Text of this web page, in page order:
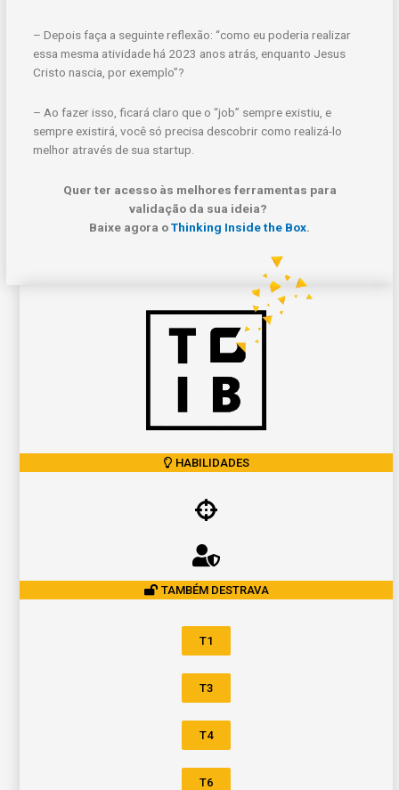
– Depois faça a seguinte reflexão: “como eu poderia realizar
essa mesma atividade há 2023 anos atrás, enquanto Jesus
Cristo nascia, por exemplo”?
– Ao fazer isso, ficará claro que o “job” sempre existiu, e
sempre existirá, você só precisa descobrir como realizá-lo
melhor através de sua startup.
Quer ter acesso às melhores ferramentas para
validação da sua ideia?
Baixe agora oThinking Inside the Box.
HABILIDADES
TAMBÉM DESTRAVA
T1
T3
T4
T6